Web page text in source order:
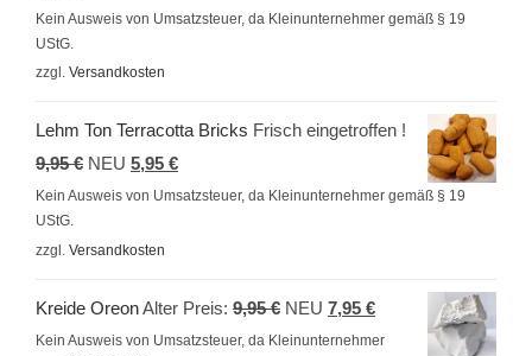
Kein Ausweis von Umsatzsteuer, da Kleinunternehmer gemäß § 19
UStG.
zzgl. Versandkosten
Lehm Ton Terracotta Bricks Frisch eingetroffen !
9,95€ Ursprünglicher
Preis
9,95 €
NEU 5,95 €Aktueller
Preis
Kein Ausweis von Umsatzsteuer, da Kleinunternehmer gemäß § 19
UStG.
zzgl. Versandkosten
Kreide OreonAlter Preis: 9,95€ Ursprünglicher
Preis
NEU 7,95 €Aktueller
Preis
Kein Ausweis von Umsatzsteuer, da Kleinunternehmer